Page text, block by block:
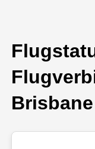
Brisbane